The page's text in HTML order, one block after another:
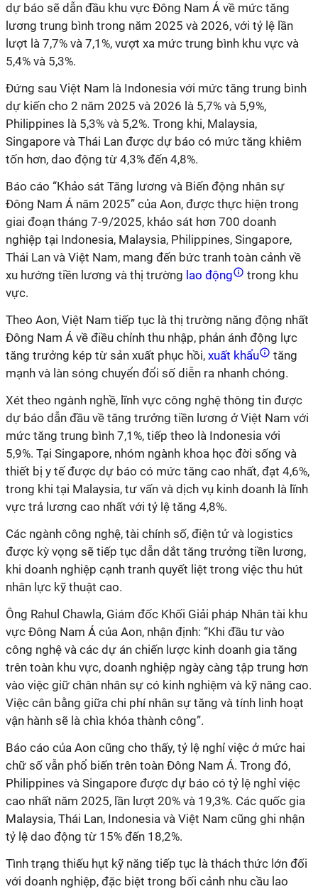
dự báo sẽ dẫn đầu khu vực Đông Nam Á về mức tăng
lương trung bình trong năm 2025 và 2026, với tỷ lệ lần
lượt là 7,7% và 7,1%, vượt xa mức trung bình khu vực và
5,4% và 5,3%.
Đứng sau Việt Nam là Indonesia với mức tăng trung bình
dự kiến cho 2 năm 2025 và 2026 là 5,7% và 5,9%,
Philippines là 5,3% và 5,2%. Trong khi, Malaysia,
Singapore và Thái Lan được dự báo có mức tăng khiêm
tốn hơn, dao động từ 4,3% đến 4,8%.
Báo cáo “Khảo sát Tăng lương và Biến động nhân sự
Đông Nam Á năm 2025” của Aon, được thực hiện trong
giai đoạn tháng 7-9/2025, khảo sát hơn 700 doanh
nghiệp tại Indonesia, Malaysia, Philippines, Singapore,
Thái Lan và Việt Nam, mang đến bức tranh toàn cảnh về
xu hướng tiền lương và thị trường lao động
trong khu
vực.
Theo Aon, Việt Nam tiếp tục là thị trường năng động nhất
Đông Nam Á về điều chỉnh thu nhập, phản ánh động lực
tăng trưởng kép từ sản xuất phục hồi, xuất khẩu
tăng
mạnh và làn sóng chuyển đổi số diễn ra nhanh chóng.
Xét theo ngành nghề, lĩnh vực công nghệ thông tin được
dự báo dẫn đầu về tăng trưởng tiền lương ở Việt Nam với
mức tăng trung bình 7,1%, tiếp theo là Indonesia với
5,9%. Tại Singapore, nhóm ngành khoa học đời sống và
thiết bị y tế được dự báo có mức tăng cao nhất, đạt 4,6%,
trong khi tại Malaysia, tư vấn và dịch vụ kinh doanh là lĩnh
vực trả lương cao nhất với tỷ lệ tăng 4,8%.
Các ngành công nghệ, tài chính số, điện tử và logistics
được kỳ vọng sẽ tiếp tục dẫn dắt tăng trưởng tiền lương,
khi doanh nghiệp cạnh tranh quyết liệt trong việc thu hút
nhân lực kỹ thuật cao.
Ông Rahul Chawla, Giám đốc Khối Giải pháp Nhân tài khu
vực Đông Nam Á của Aon, nhận định: “Khi đầu tư vào
công nghệ và các dự án chiến lược kinh doanh gia tăng
trên toàn khu vực, doanh nghiệp ngày càng tập trung hơn
vào việc giữ chân nhân sự có kinh nghiệm và kỹ năng cao.
Việc cân bằng giữa chi phí nhân sự tăng và tính linh hoạt
vận hành sẽ là chìa khóa thành công”.
Báo cáo của Aon cũng cho thấy, tỷ lệ nghỉ việc ở mức hai
chữ số vẫn phổ biến trên toàn Đông Nam Á. Trong đó,
Philippines và Singapore được dự báo có tỷ lệ nghỉ việc
cao nhất năm 2025, lần lượt 20% và 19,3%. Các quốc gia
Malaysia, Thái Lan, Indonesia và Việt Nam cũng ghi nhận
tỷ lệ dao động từ 15% đến 18,2%.
Tình trạng thiếu hụt kỹ năng tiếp tục là thách thức lớn đối
với doanh nghiệp, đặc biệt trong bối cảnh nhu cầu lao